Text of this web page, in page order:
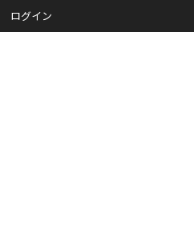
ログイン